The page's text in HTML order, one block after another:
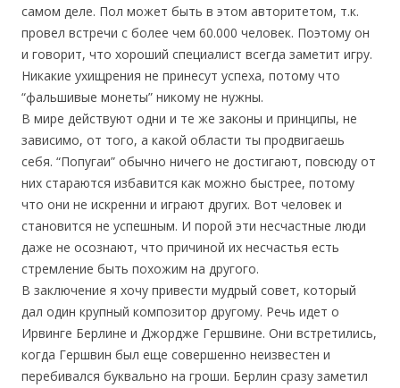
самом деле. Пол может быть в этом авторитетом, т.к.
провел встречи с более чем 60.000 человек. Поэтому он
и говорит, что хороший специалист всегда заметит игру.
Никакие ухищрения не принесут успеха, потому что
“фальшивые монеты” никому не нужны.
В мире действуют одни и те же законы и принципы, не
зависимо, от того, а какой области ты продвигаешь
себя. “Попугаи” обычно ничего не достигают, повсюду от
них стараются избавится как можно быстрее, потому
что они не искренни и играют других. Вот человек и
становится не успешным. И порой эти несчастные люди
даже не осознают, что причиной их несчастья есть
стремление быть похожим на другого.
В заключение я хочу привести мудрый совет, который
дал один крупный композитор другому. Речь идет о
Ирвинге Берлине и Джордже Гершвине. Они встретились,
когда Гершвин был еще совершенно неизвестен и
перебивался буквально на гроши. Берлин сразу заметил